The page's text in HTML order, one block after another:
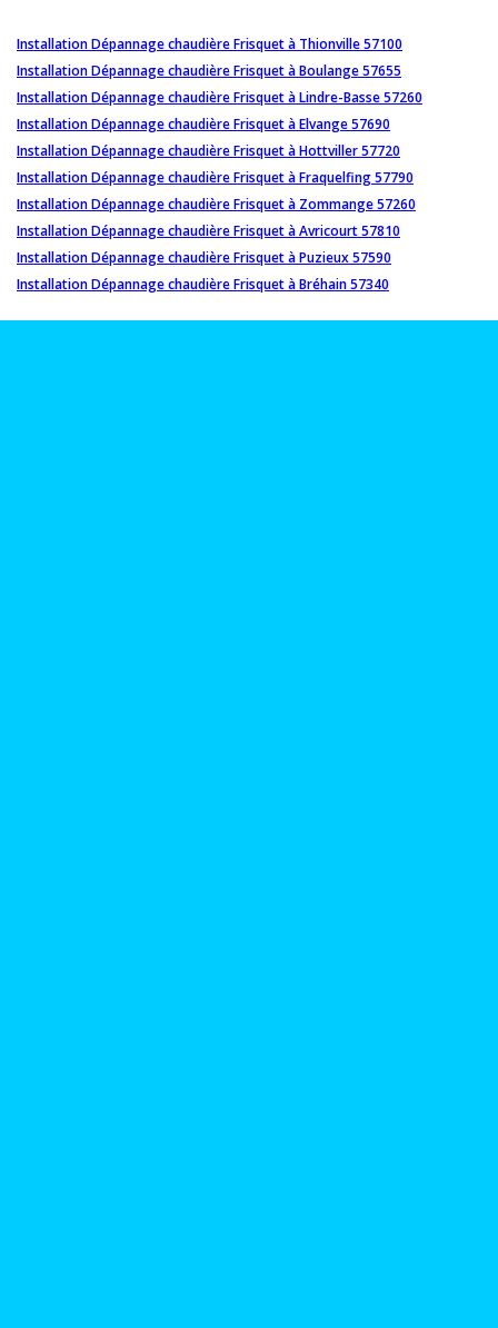
Installation Dépannage chaudière Frisquet à Thionville 57100
Installation Dépannage chaudière Frisquet à Boulange 57655
Installation Dépannage chaudière Frisquet à Lindre-Basse 57260
Installation Dépannage chaudière Frisquet à Elvange 57690
Installation Dépannage chaudière Frisquet à Hottviller 57720
Installation Dépannage chaudière Frisquet à Fraquelfing 57790
Installation Dépannage chaudière Frisquet à Zommange 57260
Installation Dépannage chaudière Frisquet à Avricourt 57810
Installation Dépannage chaudière Frisquet à Puzieux 57590
Installation Dépannage chaudière Frisquet à Bréhain 57340